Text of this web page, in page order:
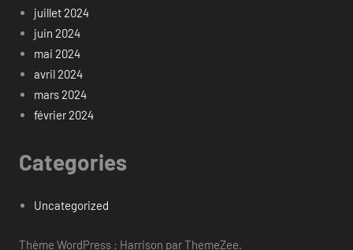
juillet 2024
juin 2024
mai 2024
avril 2024
mars 2024
février 2024
Categories
Uncategorized
Thème WordPress : Harrison par ThemeZee.